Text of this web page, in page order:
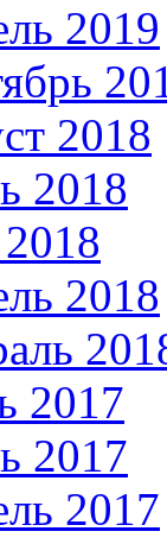
2019
2018
2018
2018
2017
2017
2017